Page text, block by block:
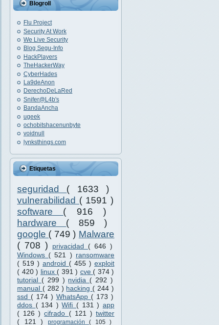
Blogroll
Flu Project
Security At Work
We Live Security
Blog Segu-Info
HackPlayers
TheHackerWay
CyberHades
La9deAnon
DerechoDeLaRed
Snifer@L4b's
BandaAncha
ugeek
ochobitshacenunbyte
voidnull
lynksthings.com
Etiquetas
seguridad ( 1633 )
vulnerabilidad ( 1591 )
software ( 916 )
hardware ( 859 )
google ( 749 ) Malware
( 708 )
privacidad ( 646 )
Windows ( 521 ) ransomware
( 519 ) android ( 455 ) exploit
( 420 ) linux ( 391 ) cve ( 374 )
tutorial ( 299 ) nvidia ( 292 )
manual ( 282 ) hacking ( 244 )
ssd ( 174 ) WhatsApp ( 173 )
ddos ( 134 )Wifi ( 131 ) app
( 126 )cifrado ( 121 )twitter
( 121 ) programación( 105 )